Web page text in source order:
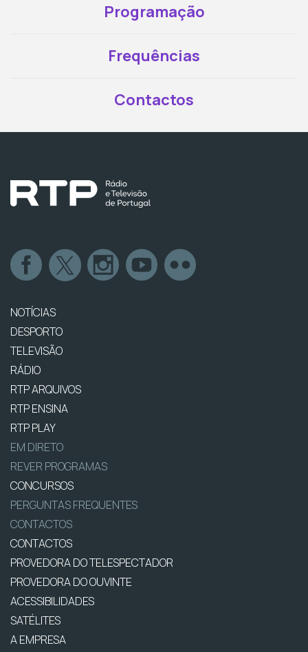
Programação
Frequências
Contactos
NOTÍCIAS
DESPORTO
TELEVISÃO
RÁDIO
RTP ARQUIVOS
RTP ENSINA
RTP PLAY
EM DIRETO
REVER PROGRAMAS
CONCURSOS
PERGUNTAS FREQUENTES
CONTACTOS
CONTACTOS
PROVEDORA DO TELESPECTADOR
PROVEDORA DO OUVINTE
ACESSIBILIDADES
SATÉLITES
A EMPRESA